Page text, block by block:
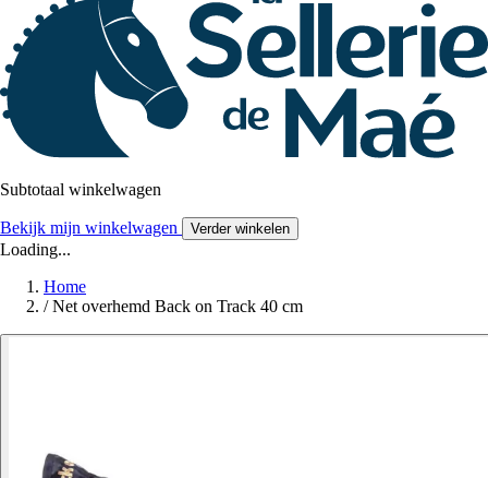
Subtotaal winkelwagen
Bekijk mijn winkelwagen Verder winkelen
Loading...
Home
/ Net overhemd Back on Track 40 cm